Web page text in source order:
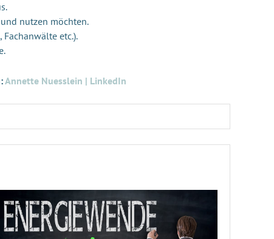
nutzen möchten.
etc.).
Annette Nuesslein | LinkedIn